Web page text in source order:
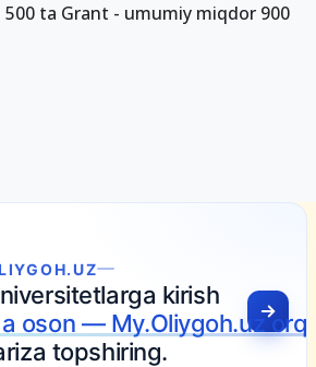
500 ta Grant - umumiy miqdor 900
kirish
oson — My.Oliygoh.uz
topshiring.